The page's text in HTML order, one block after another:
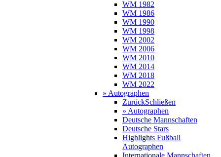
WM 1982
WM 1986
WM 1990
WM 1998
WM 2002
WM 2006
WM 2010
WM 2014
WM 2018
WM 2022
» Autographen
ZurückSchließen
» Autographen
Deutsche Mannschaften
Deutsche Stars
Highlights Fußball
Autographen
Internationale Mannschaften